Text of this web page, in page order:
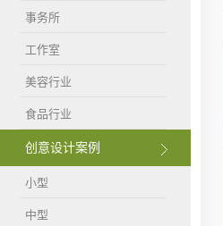
事务所
工作室
美容行业
食品行业
创意设计案例
小型
中型